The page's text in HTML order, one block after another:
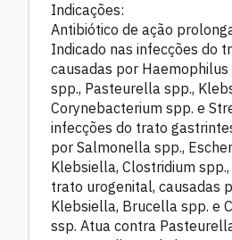
Indicações:
Antibiótico de ação
Indicado nas infecções do
causadas por
spp., Pasteurella spp.,
Corynebacterium spp. e
infecções do trato
por Salmonella spp.,
Klebsiella, Clostridium
trato urogenital, causadas
Klebsiella, Brucella spp. e
ssp. Atua contra